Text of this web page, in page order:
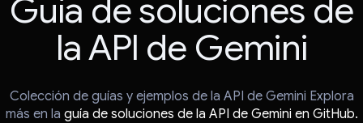
Guía de soluciones de
la API de Gemini
Colección de guías y ejemplos de la API de Gemini Explora
más en la guía de soluciones de la API de Gemini en GitHub.